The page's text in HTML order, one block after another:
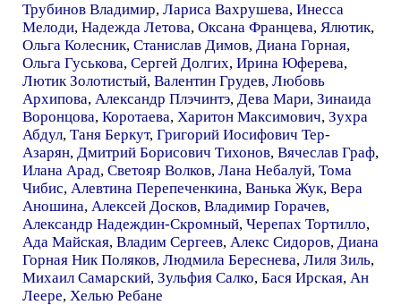
Трубинов Владимир, Лариса Вахрушева, Инесса
Мелоди, Надежда Летова, Оксана Францева, Ялютик,
Ольга Колесник, Станислав Димов, Диана Горная,
Ольга Гуськова, Сергей Долгих, Ирина Юферева,
Лютик Золотистый, Валентин Грудев, Любовь
Архипова, Александр Плэчинтэ, Дева Мари, Зинаида
Воронцова, Коротаева, Харитон Максимович, Зухра
Абдул, Таня Беркут, Григорий Иосифович Тер-
Азарян, Дмитрий Борисович Тихонов, Вячеслав Граф,
Илана Арад, Светояр Волков, Лана Небалуй, Тома
Чибис, Алевтина Перепеченкина, Ванька Жук, Вера
Аношина, Алексей Досков, Владимир Горачев,
Александр Надеждин-Скромный, Черепах Тортилло,
Ада Майская, Владим Сергеев, Алекс Сидоров, Диана
Горная Ник Поляков, Людмила Береснева, Лиля Зиль,
Михаил Самарский, Зульфия Салко, Бася Ирская, Ан
Леере, Хелью Ребане